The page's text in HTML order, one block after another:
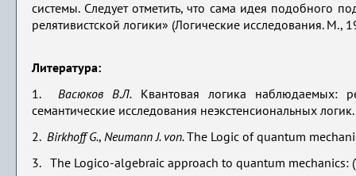
системы. Следует отметить, что сама идея подобного
релятивистской логики» (Логические исследования. М.,
Литература:
1.Васюков В.Л.
Квантовая логика наблюдаемых:
семантические исследования неэкстенсиональных
2.Birkhoff G.,Neumann J. von. The Logic of quantum
3. The Logico-algebraic approach to quantum mechanics: